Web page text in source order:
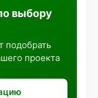
выбору
подобрать
проекта